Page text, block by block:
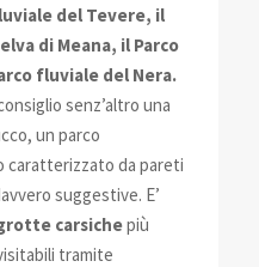
del Tevere, il
di Meana, il Parco
fluviale del Nera.
senz’altro una
un parco
caratterizzato da pareti
suggestive. E’
carsichepiù
tramite